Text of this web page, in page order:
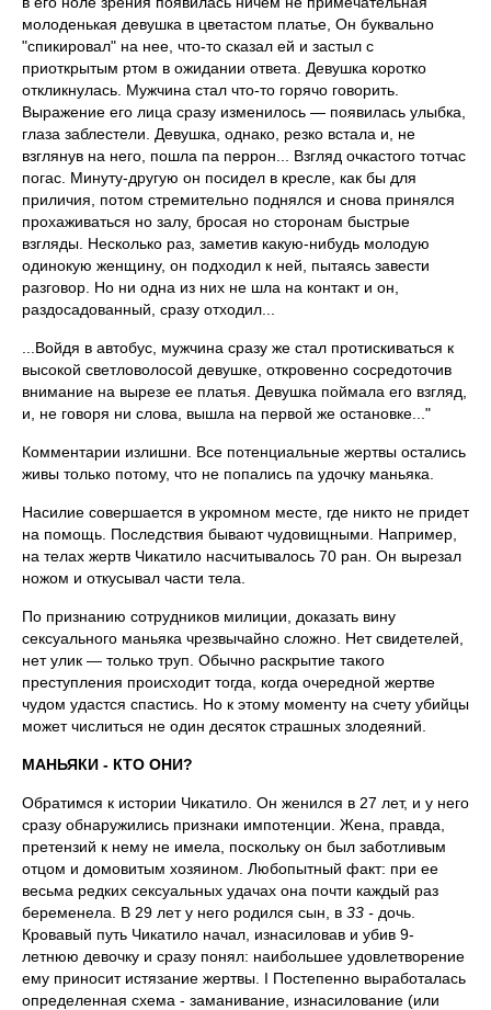
молоденькая девушка в цветастом пла­тье, Он буквально
"спикировал" на нее, что-то сказал ей и застыл с
приоткрытым ртом в ожидании ответа. Девушка корот­ко
откликнулась. Мужчина стал что-то горячо говорить.
Выражение его лица сразу изменилось — появилась улыбка,
глаза заблестели. Девушка, однако, рез­ко встала и, не
взглянув на него, пошла па перрон... Взгляд очкастого тотчас
погас. Минуту-другую он посидел в кресле, как бы для
приличия, потом стремитель­но поднялся и снова принялся
прохажи­ваться но залу, бросая но сторонам бы­стрые
взгляды. Несколько раз, заметив какую-нибудь молодую
одинокую жен­щину, он подходил к ней, пытаясь завести
разговор. Но ни одна из них не шла на контакт и он,
раздосадованный, сразу от­ходил...
...Войдя в автобус, мужчина сразу же стал протискиваться к
высокой свет­ловолосой девушке, откровенно сосре­доточив
внимание на вырезе ее платья. Девушка поймала его взгляд,
и, не гово­ря ни слова, вышла на первой же оста­новке..."
Комментарии излишни. Все потен­циальные жертвы остались
живы только потому, что не попались па удочку мань­яка.
Насилие совершается в укромном месте, где никто не придет
на помощь. Последствия бывают чудовищными. Например,
на телах жертв Чикатило насчитывалось 70 ран. Он вырезал
ножом и откусывал части тела.
По признанию сотрудников мили­ции, доказать вину
сексуального манья­ка чрезвычайно сложно. Нет свидетелей,
нет улик — только труп. Обычно раскры­тие такого
преступления происходит тог­да, когда очередной жертве
чудом удаст­ся спастись. Но к этому моменту на счету убийцы
может числиться не один десяток страшных злодеяний.
МАНЬЯКИ - КТО ОНИ?
Обратимся к истории Чикатило. Он женился в 27 лет, и у него
сразу об­наружились признаки импотенции. Жена, правда,
претензий к нему не име­ла, поскольку он был заботливым
отцом и домовитым хозяином. Любопытный факт: при ее
весьма редких сексуальных удачах она почти каждый раз
беремене­ла. В 29 лет у него родился сын, в 33 - дочь.
Кровавый путь Чикатило начал, изнасиловав и убив 9-
летнюю девочку и сразу понял: наибольшее удовлетворе­ние
ему приносит истязание жертвы. I Постепенно выработалась
определен­ная схема - заманивание, изнасилова­ние (или